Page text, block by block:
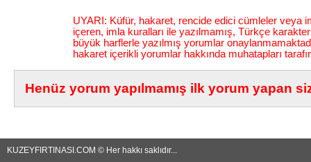
UYARI: Küfür, hakaret, rencide edici cümleler veya
içeren, imla kuralları ile yazılmamış, Türkçe
büyük harflerle yazılmış yorumlar
hakaret içerikli yorumlar hakkında muhatapları
Henüz yorum yapılmamış ilk yorum yapan
KUZEYFIRTINASI.COM © Her hakkı saklıdır...